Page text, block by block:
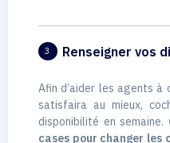
3 Renseigner vos
Afin d’aider les agents à
satisfaira au mieux,
disponibilité en semaine.
cases pour changer les